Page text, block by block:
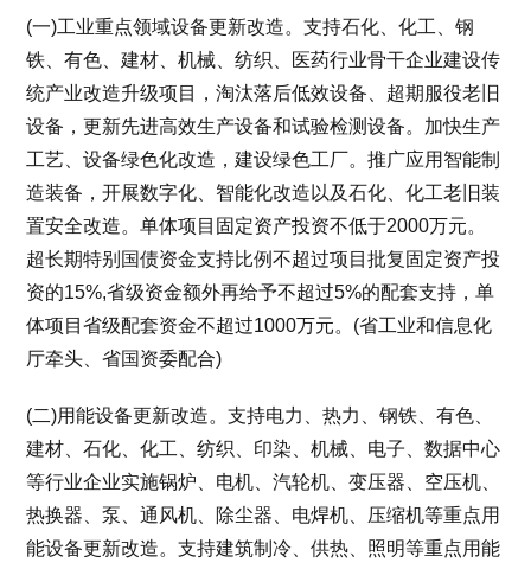
(一)工业重点领域设备更新改造。支持石化、化工、钢
铁、有色、建材、机械、纺织、医药行业骨干企业建设传
统产业改造升级项目，淘汰落后低效设备、超期服役老旧
设备，更新先进高效生产设备和试验检测设备。加快生产
工艺、设备绿色化改造，建设绿色工厂。推广应用智能制
造装备，开展数字化、智能化改造以及石化、化工老旧装
置安全改造。单体项目固定资产投资不低于2000万元。
超长期特别国债资金支持比例不超过项目批复固定资产投
资的15%,省级资金额外再给予不超过5%的配套支持，单
体项目省级配套资金不超过1000万元。(省工业和信息化
厅牵头、省国资委配合)
(二)用能设备更新改造。支持电力、热力、钢铁、有色、
建材、石化、化工、纺织、印染、机械、电子、数据中心
等行业企业实施锅炉、电机、汽轮机、变压器、空压机、
热换器、泵、通风机、除尘器、电焊机、压缩机等重点用
能设备更新改造。支持建筑制冷、供热、照明等重点用能